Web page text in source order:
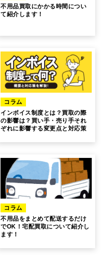
不用品買取にかかる時間につい
て紹介します！
コラム
インボイス制度とは？買取の際
の影響は？買い手・売り手それ
ぞれに影響する変更点と対応策
コラム
不用品をまとめて配送するだけ
でOK！宅配買取について紹介し
ます！